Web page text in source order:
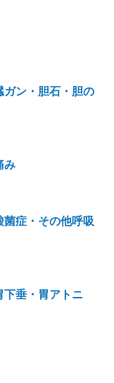
ガン・胆石・胆の
み
菌症・その他呼吸
下垂・胃アトニ